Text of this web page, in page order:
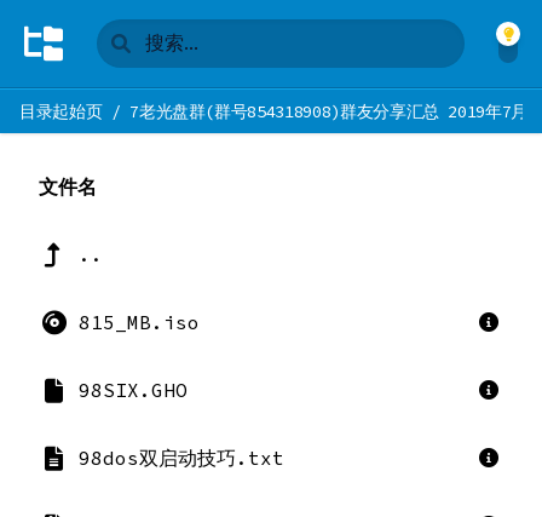
目录起始页/ 7老光盘群(群号854318908)群友分享汇总 2019年7月
文件名
..
815_MB.iso
98SIX.GHO
98dos双启动技巧.txt